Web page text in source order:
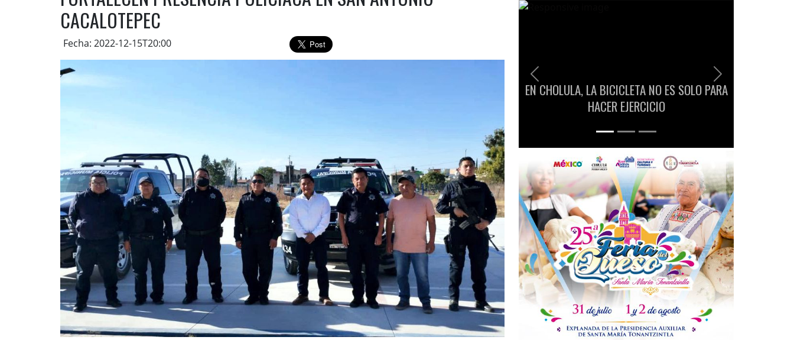
CACALOTEPEC
Fecha: 2022-12-15T20:00
EN CHOLULA, LA BICICLETA NO ES SOLO PARA
HACER EJERCICIO
Previous Next